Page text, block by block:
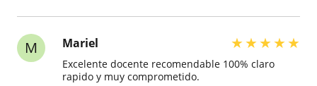
M Mariel ★★★★★
Excelente docente recomendable 100% claro
rapido y muy comprometido.